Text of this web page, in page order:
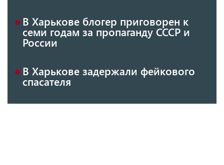
В Харькове блогер приговорен к
семи годам за пропаганду СССР и
России
В Харькове задержали фейкового
спасателя